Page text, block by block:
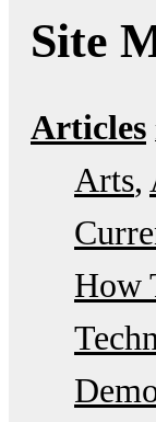
Site
Articles
Arts
How